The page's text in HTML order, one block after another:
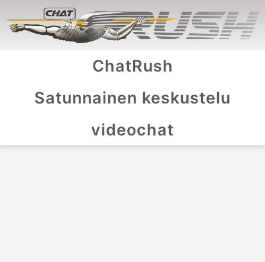
ChatRush
Satunnainen keskustelu
videochat